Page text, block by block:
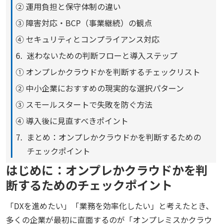
② 運用負担と保守体制の違い
③ 障害対応・BCP（事業継続）の観点
④ セキュリティとコンプライアンス対応
迷わないための判断フローと導入ステップ
① オンプレかクラウドかを判断するチェックリスト
② 中小企業におすすめの現実的な選択パターン
③ スモールスタートで失敗を防ぐ方法
④ 導入後に見直すべきポイント
まとめ：オンプレかクラウドかを判断するための
チェックポイント
はじめに：オンプレかクラウドかを判
断するためのチェックポイント
「DXを進めたい」「業務を効率化したい」と考えたとき、
多くの企業が最初に直面するのが「オンプレミスかクラウ